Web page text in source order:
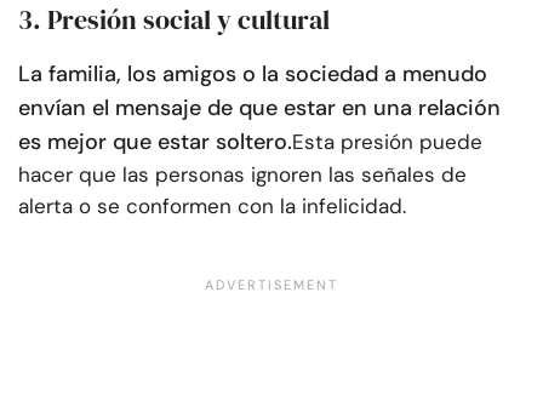
3. Presión social y cultural
La familia, los amigos o la sociedad a menudo
envían el mensaje de que estar en una relación
es mejor que estar soltero.Esta presión puede
hacer que las personas ignoren las señales de
alerta o se conformen con la infelicidad.